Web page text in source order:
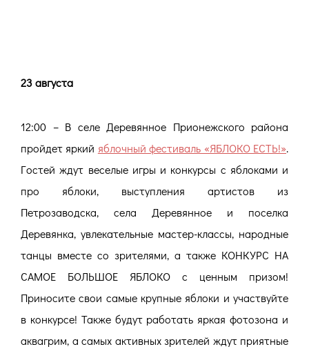
23 августа
12:00 – В селе Деревянное Прионежского района
пройдет яркий яблочный фестиваль «ЯБЛОКО ЕСТЬ!».
Гостей ждут веселые игры и конкурсы с яблоками и
про яблоки, выступления артистов из
Петрозаводска, села Деревянное и поселка
Деревянка, увлекательные мастер-классы, народные
танцы вместе со зрителями, а также КОНКУРС НА
САМОЕ БОЛЬШОЕ ЯБЛОКО с ценным призом!
Приносите свои самые крупные яблоки и участвуйте
в конкурсе! Также будут работать яркая фотозона и
аквагрим, а самых активных зрителей ждут приятные